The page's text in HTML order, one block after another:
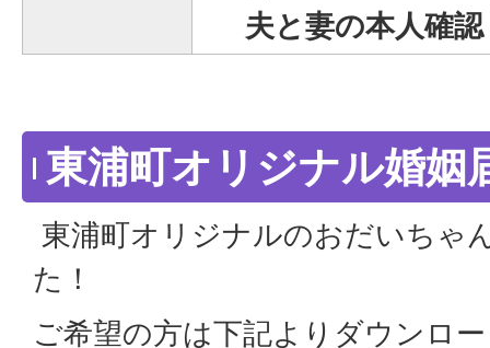
夫と妻の本人確
東浦町オリジナル婚姻
東浦町オリジナルのおだいちゃ
た！
ご希望の方は下記よりダウンロ